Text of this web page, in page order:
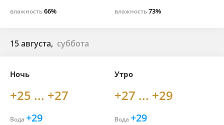
влажность66% влажность73%
15 августа, суббота
Ночь
+25 ... +27
Вода +29
Утро
+27 ... +29
Вода +29